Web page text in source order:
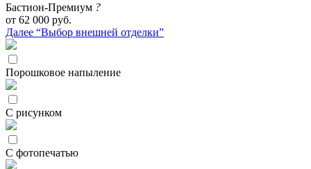
Бастион-Премиум ?
от 62 000 руб.
Далее “Выбор внешней отделки”
Порошковое напыление
С рисунком
С фотопечатью